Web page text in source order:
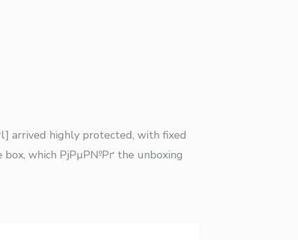
arrived highly protected, with fixed
which РјРµР№Рґ the unboxing